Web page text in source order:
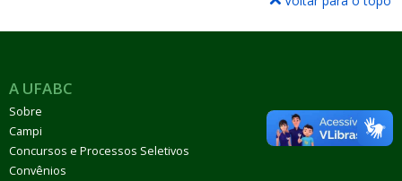
A UFABC
Sobre
Campi
Concursos e Processos Seletivos
Convênios